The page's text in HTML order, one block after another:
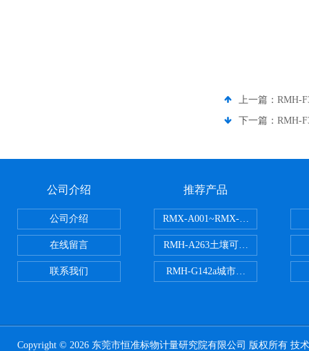
上一篇： RMH-
下一篇： RMH-
公司介绍
公司介绍
在线留言
联系我们
推荐产品
RMX-A001~RMX-A002丙烯酸涂
RMH-A263土壤可交换酸度分析标
RMH-G142a城市污水处理污泥中
Copyright © 2026 东莞市恒准标物计量研究院有限公司 版权所有 技